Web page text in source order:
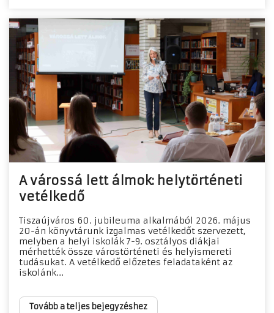
A várossá lett álmok: helytörténeti
vetélkedő
Tiszaújváros 60. jubileuma alkalmából 2026. május
20-án könyvtárunk izgalmas vetélkedőt szervezett,
melyben a helyi iskolák 7-9. osztályos diákjai
mérhették össze várostörténeti és helyismereti
tudásukat. A vetélkedő előzetes feladataként az
iskolánk...
Tovább a teljes bejegyzéshez